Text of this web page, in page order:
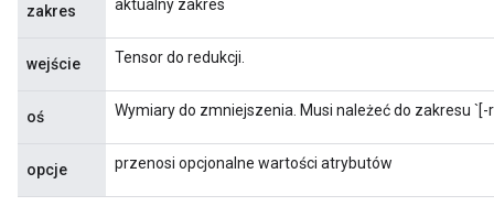
zakres aktualny zakres
wejście Tensor do redukcji.
oś Wymiary do zmniejszenia. Musi należeć do zakresu
opcje przenosi opcjonalne wartości atrybutów